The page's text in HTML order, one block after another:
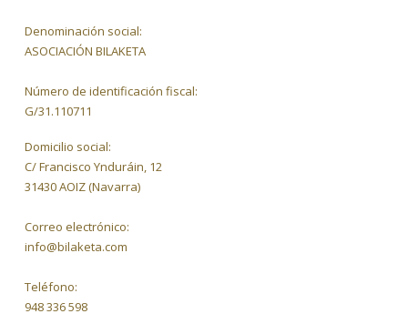
Denominación social:
ASOCIACIÓN BILAKETA
Número de identificación fiscal:
G/31.110711
Domicilio social:
C/ Francisco Ynduráin, 12
31430 AOIZ (Navarra)
Correo electrónico:
info@bilaketa.com
Teléfono:
948 336 598